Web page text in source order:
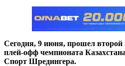
Сегодня, 9 июня, прошел второй
плей-офф чемпионата
Спорт Шредингера.